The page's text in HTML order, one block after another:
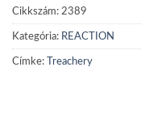
Cikkszám: 2389
Kategória: REACTION
Címke: Treachery